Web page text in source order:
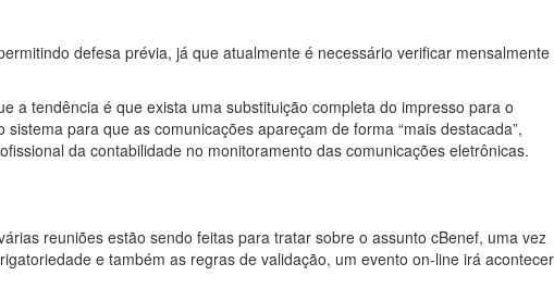
defesa prévia, já que atualmente é necessário verificar mensalmente
a tendência é que exista uma substituição completa do impresso para o
para que as comunicações apareçam de forma “mais destacada”,
da contabilidade no monitoramento das comunicações eletrônicas.
reuniões estão sendo feitas para tratar sobre o assunto cBenef, uma vez
e também as regras de validação, um evento on-line irá acontecer